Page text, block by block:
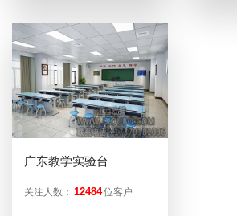
广东教学实验台
关注人数： 12484位客户